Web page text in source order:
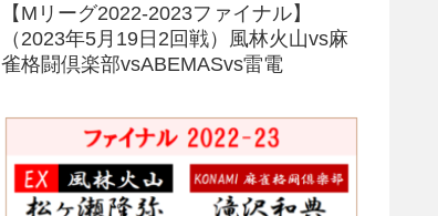
【Mリーグ2022-2023ファイナル】
（2023年5月19日2回戦）風林火山vs麻
雀格闘倶楽部vsABEMASvs雷電